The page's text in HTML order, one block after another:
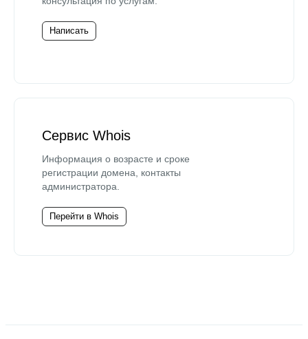
Написать
Сервис Whois
Информация о возрасте и сроке
регистрации домена, контакты
администратора.
Перейти в Whois